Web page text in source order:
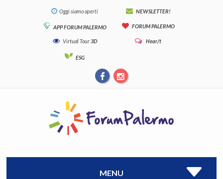
Oggi siamo aperti NEWSLETTER!
APP FORUM PALERMO FORUM PALERMO
Virtual Tour3D Hear/t
ESG
MENU